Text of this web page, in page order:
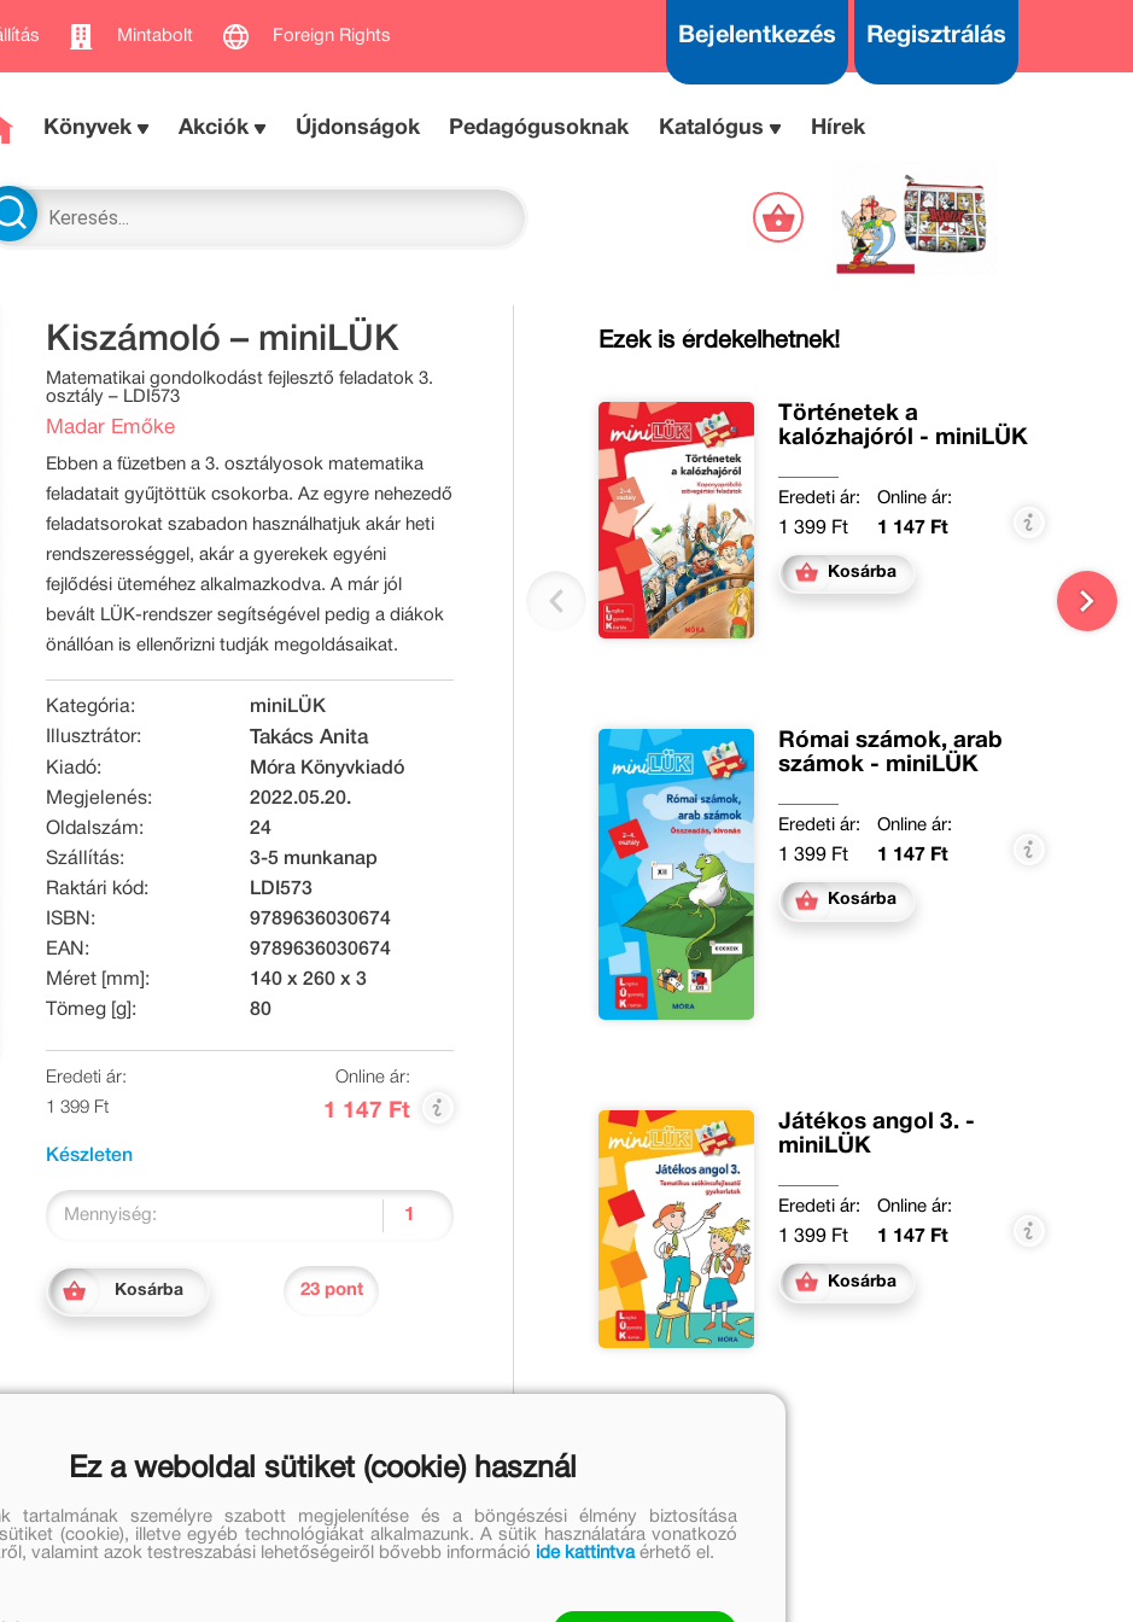
Mintabolt Foreign Rights Bejelentkezés Regisztrálás
Könyvek Akciók Újdonságok Pedagógusoknak Katalógus Hírek
Kiszámoló – miniLÜK
Matematikai gondolkodást fejlesztő feladatok 3.
osztály – LDI573
Madar Emőke
Ebben a füzetben a 3. osztályosok matematika
feladatait gyűjtöttük csokorba. Az egyre nehezedő
feladatsorokat szabadon használhatjuk akár heti
rendszerességgel, akár a gyerekek egyéni
fejlődési üteméhez alkalmazkodva. A már jól
bevált LÜK-rendszer segítségével pedig a diákok
önállóan is ellenőrizni tudják megoldásaikat.
Kategória:
miniLÜK
Illusztrátor:
Takács Anita
Kiadó:
Móra Könyvkiadó
Megjelenés:
2022.05.20.
Oldalszám:
24
Szállítás:
3-5 munkanap
Raktári kód:
LDI573
ISBN:
9789636030674
EAN:
9789636030674
Méret [mm]:
140 x 260 x 3
Tömeg [g]:
80
Eredeti ár:
1 399 Ft
Online ár:
1 147 Ft
Készleten
Mennyiség:
Kosárba 23 pont
gyűjtöttük csokorba. Az egyre nehezedő feladatsorokat
a gyerekek egyéni fejlődési üteméhez alkalmazkodva. A
önállóan is ellenőrizni tudják megoldásaikat. A füzetben
Ezek is érdekelhetnek!
Történetek a
kalózhajóról - miniLÜK
Eredeti ár:
1 399 Ft
Online ár:
1 147 Ft
Kosárba
Római számok, arab
számok - miniLÜK
Eredeti ár:
1 399 Ft
Online ár:
1 147 Ft
Kosárba
Játékos angol 3. -
miniLÜK
Eredeti ár:
1 399 Ft
Online ár:
1 147 Ft
Kosárba
Ez a weboldal sütiket (cookie) használ
tartalmának személyre szabott megjelenítése és a böngészési élmény biztosítása
(cookie), illetve egyéb technológiákat alkalmazunk. A sütik használatára vonatkozó
valamint azok testreszabási lehetőségeiről bővebb információ ide kattintvaérhető el.